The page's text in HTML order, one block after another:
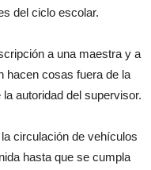
del ciclo escolar.
a una maestra y a
hacen cosas fuera de la
autoridad del supervisor.
circulación de vehículos
hasta que se cumpla